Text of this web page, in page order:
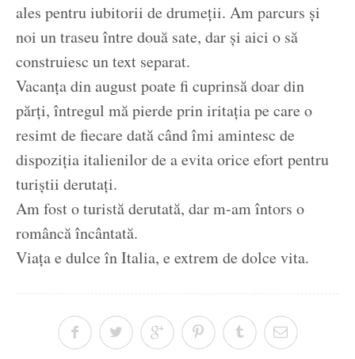
ales pentru iubitorii de drumeții. Am parcurs și
noi un traseu între două sate, dar și aici o să
construiesc un text separat.
Vacanța din august poate fi cuprinsă doar din
părți, întregul mă pierde prin iritația pe care o
resimt de fiecare dată când îmi amintesc de
dispoziția italienilor de a evita orice efort pentru
turiștii derutați.
Am fost o turistă derutată, dar m-am întors o
româncă încântată.
Viața e dulce în Italia, e extrem de dolce vita.